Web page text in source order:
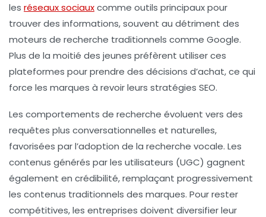
les réseaux sociauxcomme outils principaux pour
trouver des informations, souvent au détriment des
moteurs de recherche traditionnels comme Google.
Plus de la moitié des jeunes préfèrent utiliser ces
plateformes pour prendre des décisions d’achat, ce qui
force les marques à revoir leurs stratégies SEO.
Les comportements de recherche évoluent vers des
requêtes plus conversationnelles et naturelles,
favorisées par l’adoption de la recherche vocale. Les
contenus générés par les utilisateurs (UGC) gagnent
également en crédibilité, remplaçant progressivement
les contenus traditionnels des marques. Pour rester
compétitives, les entreprises doivent diversifier leur